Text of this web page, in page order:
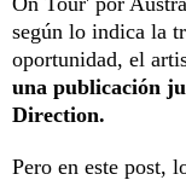
según lo indica la
oportunidad, el
una publicación
Direction.
Pero en este post,